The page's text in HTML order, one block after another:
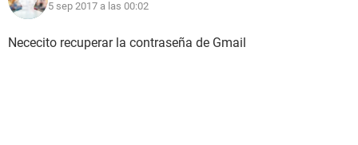
5 sep 2017 a las 00:02
Nececito recuperar la contraseña de Gmail